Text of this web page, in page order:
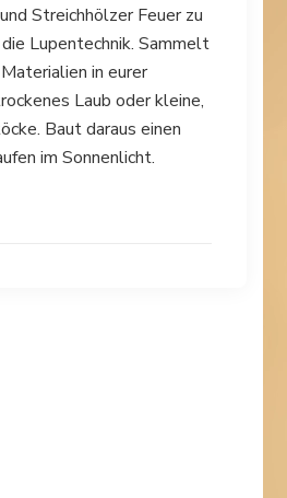
Streichhölzer Feuer zu
Lupentechnik. Sammelt
in eurer
Laub oder kleine,
Baut daraus einen
im Sonnenlicht.